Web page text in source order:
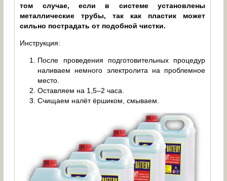
том случае, если в системе установлены
металлические трубы, так как пластик может
сильно пострадать от подобной чистки.
Инструкция:
После проведения подготовительных процедур
наливаем немного электролита на проблемное
место.
Оставляем на 1,5–2 часа.
Счищаем налёт ёршиком, смываем.